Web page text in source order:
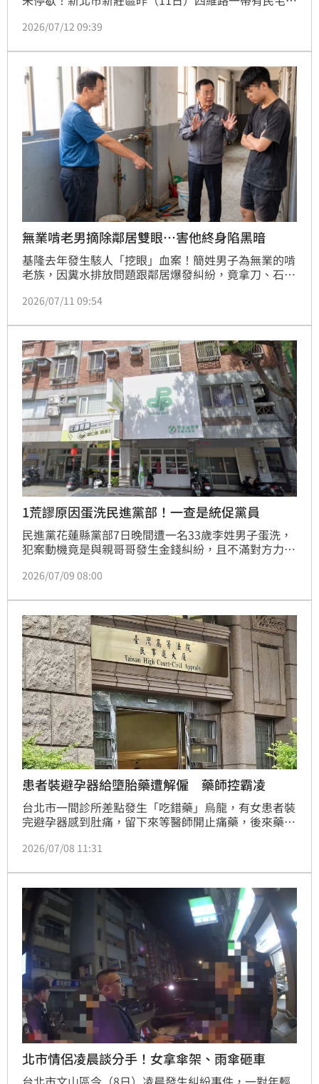
在民宅內的「混合式毒品分裝場」。現場3名越南籍男
起獲多達416包毒品咖啡包及各式封膜機具等證物，及
時阻斷毒品流入市面，全案依違反《毒品危害防制條
例》移送新北地檢署偵辦。
2026/07/12 09:39
無業啃老男摘除鄰居雙眼…害他終身陷黑暗
基隆去年發生駭人「挖眼」血案！簡姓男子為無業的啃
老族，因糞水排放問題跟鄰居爆發糾紛，竟拿刀、石塊
除；犯後雖通報救護車並向警方自首，讓受害者倖免於
和解，被依殺人未遂罪判14年6個月徒刑，可上訴。
2026/07/11 09:54
1荒謬原因蛋洗民進黨部！一查是統促黨員
民進黨花蓮縣黨部7日晚間遭一名33歲李姓男子蛋洗，
犯案動機竟是與親哥哥發生金錢糾紛，且不滿對方力挺
獲報後迅速出擊，在案發兩小時內將李男逮捕到案。調
社群平台常曬出與「白狼」張安樂合影，政治立場鮮
明。李男除蛋洗黨部外，更在街頭失控砸椅，行徑荒謬
且危險。目前警方已依恐嚇罪嫌將李男移送地檢署偵
辦，詳細案情仍有待
2026/07/09 08:00
患者裝避孕器給墮胎藥遭解僱 藥師控霸凌
台北市一間診所差點發生「吃錯藥」烏龍，有女患者裝
完避孕器感到肚痛，留下來等醫師開止痛藥，後來藥師
這名鬧出「要避孕、給墮胎」事件的藥師頗讓診所頭
曾被病患揪出拿錯藥，診所多次約談仍未改善，因此認
定她無法勝任這份月薪6萬1千元的工作；藥師不服丟
差，提起「確認僱傭關係存在」訴訟，台北地院判她敗
訴，上訴高等法
2026/07/08 11:31
北市情侶凌晨談分手！女拿傘架、雨傘砸車